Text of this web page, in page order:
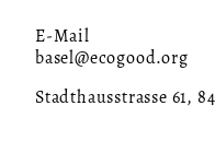
E-Mail
basel@ecogood.org
Stadthausstrasse 61,